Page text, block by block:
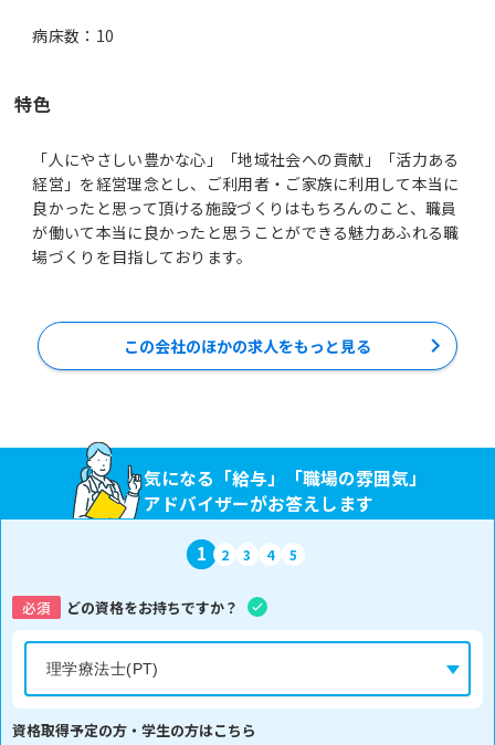
病床数：10
特色
「人にやさしい豊かな心」「地域社会への貢献」「活力ある
経営」を経営理念とし、ご利用者・ご家族に利用して本当に
良かったと思って頂ける施設づくりはもちろんのこと、職員
が働いて本当に良かったと思うことができる魅力あふれる職
場づくりを目指しております。
この会社のほかの求人をもっと見る
気になる「給与」「職場の雰囲気」
アドバイザーがお答えします
1 2 3 4 5
必須 どの資格をお持ちですか？
資格取得予定の方・学生の方はこちら